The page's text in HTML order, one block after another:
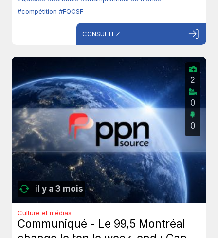
#compétition #FQCSF
CONSULTEZ
il y a 3 mois
2
0
0
Culture et médias
Communiqué - Le 99,5 Montréal